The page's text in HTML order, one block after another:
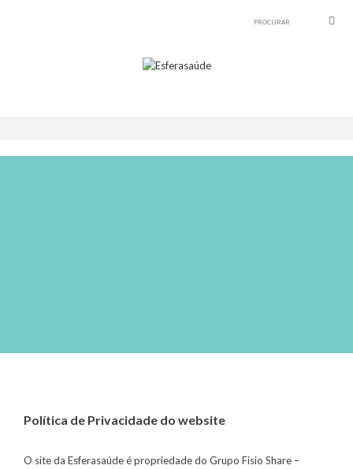
Política de Privacidade do website
O site da Esferasaúde é propriedade do Grupo Fisio Share –